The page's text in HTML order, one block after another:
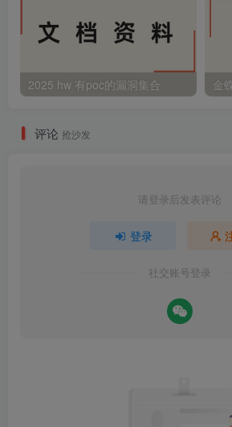
2025 hw 有poc的漏洞集合
评论 抢沙发
请登录后发表评论
登录
社交账号登录